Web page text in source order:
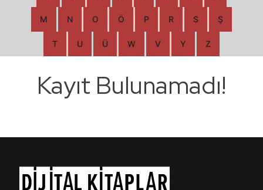
M N O Ö P R S Ş
T U Ü W V Y Z
Kayıt Bulunamadı!